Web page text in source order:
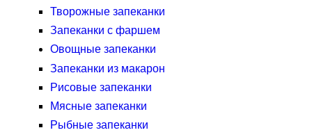
Творожные запеканки
Запеканки с фаршем
Овощные запеканки
Запеканки из макарон
Рисовые запеканки
Мясные запеканки
Рыбные запеканки